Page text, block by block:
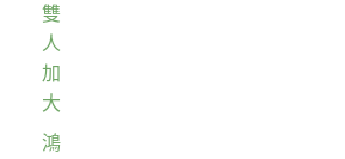
雙
人
加
大
鴻